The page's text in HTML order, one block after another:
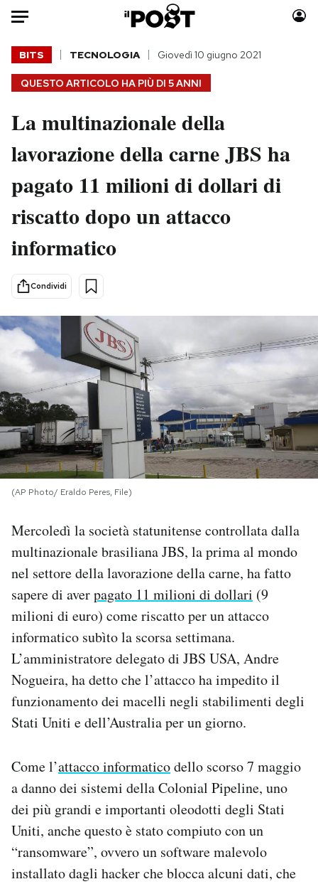
Auto
HOME
Italia
Politica
Tecnologia
Scienza
Sport
Moda
Consumismi
Storie/Idee
Media
PODCAST
NEWSLETTER
I MIEI PREFERITI
SHOP
CALENDARIO
AREA PERSONALE
Area Personale
Regala il Post
Hai bisogno di aiuto?
Esci
QUESTO ARTICOLO HA PIÙ DI 5 ANNI
BITS TECNOLOGIA Giovedì 10 giugno 2021
La multinazionale della
lavorazione della carne JBS ha
pagato 11 milioni di dollari di
riscatto dopo un attacco
informatico
Condividi
(AP Photo/ Eraldo Peres, File)
Mercoledì la società statunitense controllata dalla
multinazionale brasiliana JBS, la prima al mondo
nel settore della lavorazione della carne, ha fatto
sapere di averpagato 11 milioni di dollari (9
milioni di euro) come riscatto per un attacco
informatico subìto la scorsa settimana.
L’amministratore delegato di JBS USA, Andre
Nogueira, ha detto che l’attacco ha impedito il
funzionamento dei macelli negli stabilimenti degli
Stati Uniti e dell’Australia per un giorno.
Come l’attacco informaticodello scorso 7 maggio
a danno dei sistemi della Colonial Pipeline, uno
dei più grandi e importanti oleodotti degli Stati
Uniti, anche questo è stato compiuto con un
“ransomware”, ovvero un software malevolo
installato dagli hacker che blocca alcuni dati, che